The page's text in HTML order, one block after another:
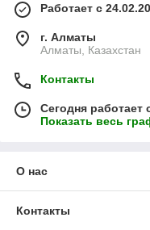
Работает с
г. Алматы
Алматы, Казахстан
Контакты
Сегодня работает
Показать весь
О нас
Контакты